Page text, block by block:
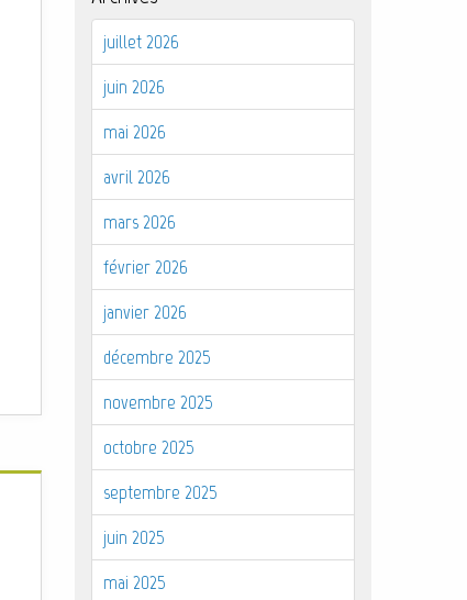
juillet 2026
juin 2026
mai 2026
avril 2026
mars 2026
février 2026
janvier 2026
décembre 2025
novembre 2025
octobre 2025
septembre 2025
juin 2025
mai 2025